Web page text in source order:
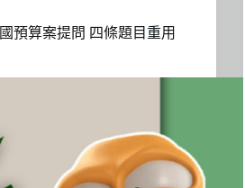
預算案提問 四條題目重用